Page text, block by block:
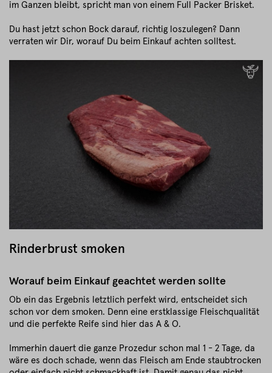
im Ganzen bleibt, spricht man von einem Full Packer Brisket.
Du hast jetzt schon Bock darauf, richtig loszulegen? Dann
verraten wir Dir, worauf Du beim Einkauf achten solltest.
Rinderbrust smoken
Worauf beim Einkauf geachtet werden sollte
Ob ein das Ergebnis letztlich perfekt wird, entscheidet sich
schon vor dem smoken. Denn eine erstklassige Fleischqualität
und die perfekte Reife sind hier das A & O.
Immerhin dauert die ganze Prozedur schon mal 1 - 2 Tage, da
wäre es doch schade, wenn das Fleisch am Ende staubtrocken